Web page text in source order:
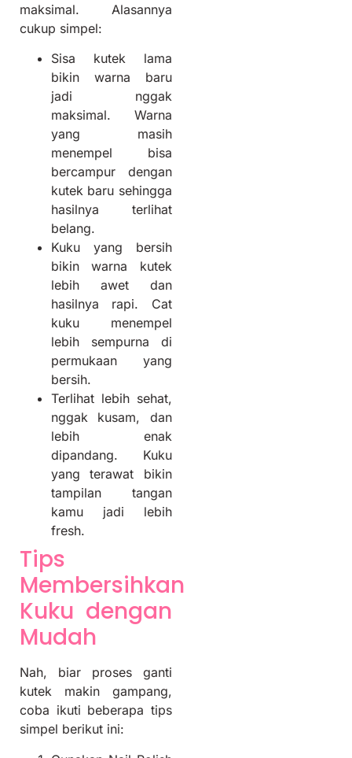
maksimal. Alasannya
cukup simpel:
Sisa kutek lama
bikin warna baru
jadi nggak
maksimal. Warna
yang masih
menempel bisa
bercampur dengan
kutek baru sehingga
hasilnya terlihat
belang.
Kuku yang bersih
bikin warna kutek
lebih awet dan
hasilnya rapi. Cat
kuku menempel
lebih sempurna di
permukaan yang
bersih.
Terlihat lebih sehat,
nggak kusam, dan
lebih enak
dipandang. Kuku
yang terawat bikin
tampilan tangan
kamu jadi lebih
fresh.
Tips
Membersihkan
Kuku dengan
Mudah
Nah, biar proses ganti
kutek makin gampang,
coba ikuti beberapa tips
simpel berikut ini: